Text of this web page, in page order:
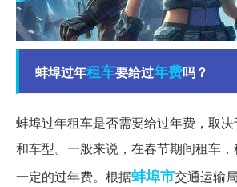
蚌埠过年租车要给过年费吗？
蚌埠过年租车是否需要给过年费，取
和车型。一般来说，在春节期间租车
一定的过年费。根据蚌埠市交通运输